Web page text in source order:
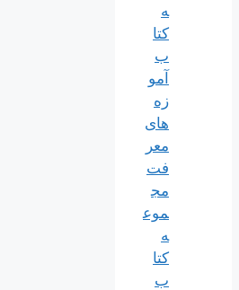
ه
کتا
ب
آمو
زه
های
معر
فت
مج
موع
ه
کتا
ب